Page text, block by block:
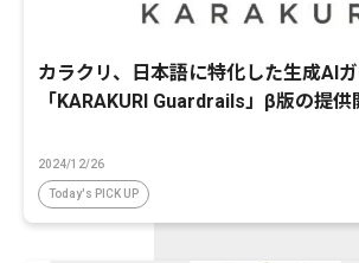
カラクリ、日本語に特化した生成AI
「KARAKURI Guardrails」β版の提供
2024/12/26
Today's PICK UP